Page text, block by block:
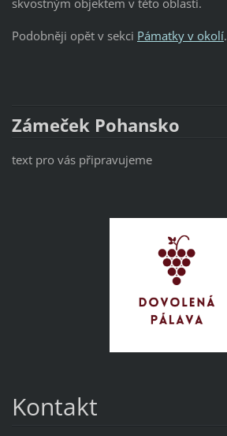
skvostným objektem v této oblasti.
Podobněji opět v sekci Pámatky v okolí.
Zámeček Pohansko
text pro vás připravujeme
Kontakt